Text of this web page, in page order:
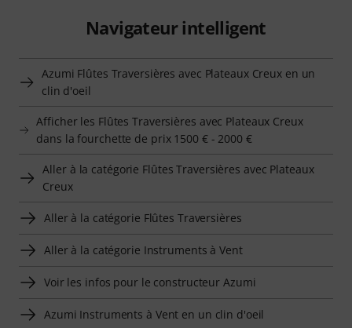
Navigateur intelligent
Azumi Flûtes Traversières avec Plateaux Creux en un
clin d'oeil
Afficher les Flûtes Traversières avec Plateaux Creux
dans la fourchette de prix 1500 € - 2000 €
Aller à la catégorie Flûtes Traversières avec Plateaux
Creux
Aller à la catégorie Flûtes Traversières
Aller à la catégorie Instruments à Vent
Voir les infos pour le constructeur Azumi
Azumi Instruments à Vent en un clin d'oeil